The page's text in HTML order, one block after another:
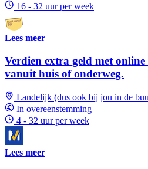
16 - 32 uur per week
Lees meer
Verdien extra geld met
vanuit huis of onderweg.
Landelijk (dus ook bij jou in de
In overeenstemming
4 - 32 uur per week
Lees meer